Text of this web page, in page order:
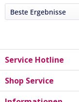
Service Hotline
Shop Service